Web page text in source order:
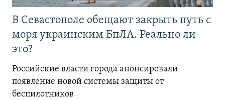
В Севастополе обещают закрыть путь с
моря украинским БпЛА. Реально ли
это?
Российские власти города анонсировали
появление новой системы защиты от
беспилотников